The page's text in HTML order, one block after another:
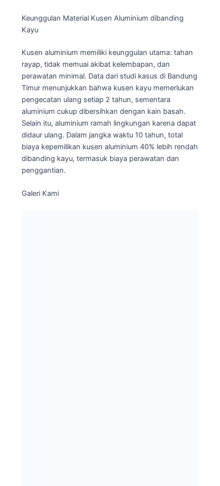
Keunggulan Material Kusen Aluminium dibanding
Kayu
Kusen aluminium memiliki keunggulan utama: tahan
rayap, tidak memuai akibat kelembapan, dan
perawatan minimal. Data dari studi kasus di Bandung
Timur menunjukkan bahwa kusen kayu memerlukan
pengecatan ulang setiap 2 tahun, sementara
aluminium cukup dibersihkan dengan kain basah.
Selain itu, aluminium ramah lingkungan karena dapat
didaur ulang. Dalam jangka waktu 10 tahun, total
biaya kepemilikan kusen aluminium 40% lebih rendah
dibanding kayu, termasuk biaya perawatan dan
penggantian.
Galeri Kami